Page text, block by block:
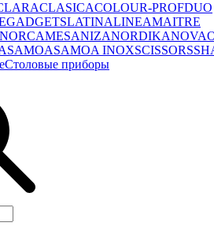
CLASICACOLOUR-PROFDUO
GADGETSLATINALINEAMAITRE
MESANIZANORDIKANOVA
SAMOASAMOA INOXSCISSORS
Столовые приборы